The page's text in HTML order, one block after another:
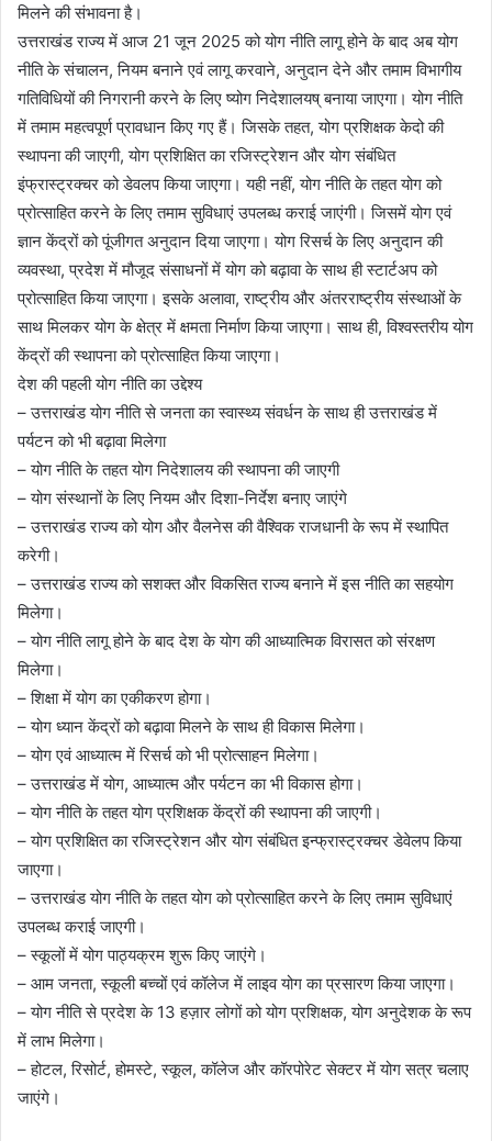
मिलने की संभावना है।
उत्तराखंड राज्य में आज 21 जून 2025 को योग नीति लागू होने के बाद अब योग
नीति के संचालन, नियम बनाने एवं लागू करवाने, अनुदान देने और तमाम विभागीय
गतिविधियों की निगरानी करने के लिए ष्योग निदेशालयष् बनाया जाएगा। योग नीति
में तमाम महत्वपूर्ण प्रावधान किए गए हैं। जिसके तहत, योग प्रशिक्षक केदो की
स्थापना की जाएगी, योग प्रशिक्षित का रजिस्ट्रेशन और योग संबंधित
इंफ्रास्ट्रक्चर को डेवलप किया जाएगा। यही नहीं, योग नीति के तहत योग को
प्रोत्साहित करने के लिए तमाम सुविधाएं उपलब्ध कराई जाएंगी। जिसमें योग एवं
ज्ञान केंद्रों को पूंजीगत अनुदान दिया जाएगा। योग रिसर्च के लिए अनुदान की
व्यवस्था, प्रदेश में मौजूद संसाधनों में योग को बढ़ावा के साथ ही स्टार्टअप को
प्रोत्साहित किया जाएगा। इसके अलावा, राष्ट्रीय और अंतरराष्ट्रीय संस्थाओं के
साथ मिलकर योग के क्षेत्र में क्षमता निर्माण किया जाएगा। साथ ही, विश्वस्तरीय योग
केंद्रों की स्थापना को प्रोत्साहित किया जाएगा।
देश की पहली योग नीति का उद्देश्य
– उत्तराखंड योग नीति से जनता का स्वास्थ्य संवर्धन के साथ ही उत्तराखंड में
पर्यटन को भी बढ़ावा मिलेगा
– योग नीति के तहत योग निदेशालय की स्थापना की जाएगी
– योग संस्थानों के लिए नियम और दिशा-निर्देश बनाए जाएंगे
– उत्तराखंड राज्य को योग और वैलनेस की वैश्विक राजधानी के रूप में स्थापित
करेगी।
– उत्तराखंड राज्य को सशक्त और विकसित राज्य बनाने में इस नीति का सहयोग
मिलेगा।
– योग नीति लागू होने के बाद देश के योग की आध्यात्मिक विरासत को संरक्षण
मिलेगा।
– शिक्षा में योग का एकीकरण होगा।
– योग ध्यान केंद्रों को बढ़ावा मिलने के साथ ही विकास मिलेगा।
– योग एवं आध्यात्म में रिसर्च को भी प्रोत्साहन मिलेगा।
– उत्तराखंड में योग, आध्यात्म और पर्यटन का भी विकास होगा।
– योग नीति के तहत योग प्रशिक्षक केंद्रों की स्थापना की जाएगी।
– योग प्रशिक्षित का रजिस्ट्रेशन और योग संबंधित इन्फ्रास्ट्रक्चर डेवेलप किया
जाएगा।
– उत्तराखंड योग नीति के तहत योग को प्रोत्साहित करने के लिए तमाम सुविधाएं
उपलब्ध कराई जाएगी।
– स्कूलों में योग पाठ्यक्रम शुरू किए जाएंगे।
– आम जनता, स्कूली बच्चों एवं कॉलेज में लाइव योग का प्रसारण किया जाएगा।
– योग नीति से प्रदेश के 13 हज़ार लोगों को योग प्रशिक्षक, योग अनुदेशक के रूप
में लाभ मिलेगा।
– होटल, रिसोर्ट, होमस्टे, स्कूल, कॉलेज और कॉरपोरेट सेक्टर में योग सत्र चलाए
जाएंगे।